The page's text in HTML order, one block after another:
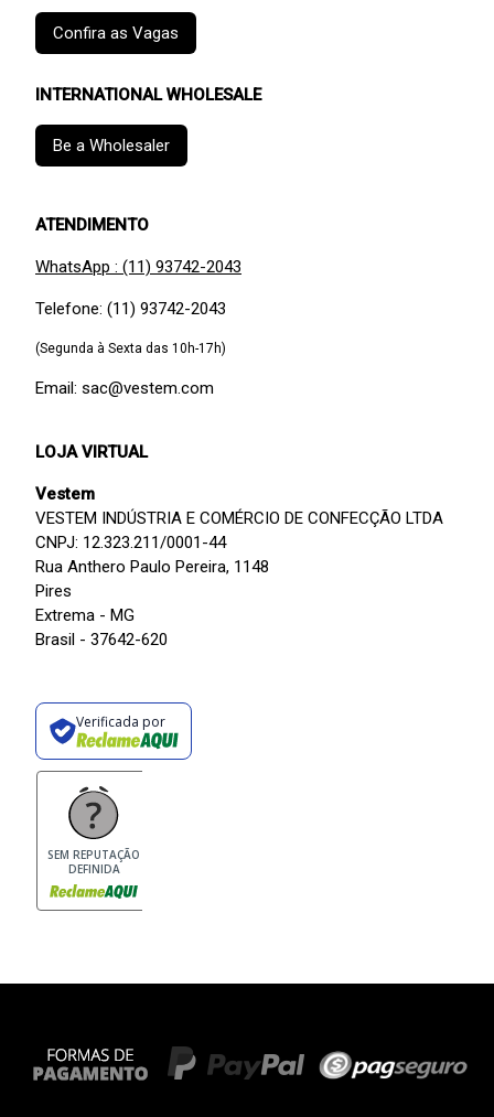
Confira as Vagas
INTERNATIONAL WHOLESALE
Be a Wholesaler
ATENDIMENTO
WhatsApp : (11) 93742-2043
Telefone: (11) 93742-2043
(Segunda à Sexta das 10h-17h)
Email: sac@vestem.com
LOJA VIRTUAL
Vestem
VESTEM INDÚSTRIA E COMÉRCIO DE CONFECÇÃO LTDA
CNPJ: 12.323.211/0001-44
Rua Anthero Paulo Pereira, 1148
Pires
Extrema - MG
Brasil - 37642-620
Verificada por
SEM REPUTAÇÃO
DEFINIDA